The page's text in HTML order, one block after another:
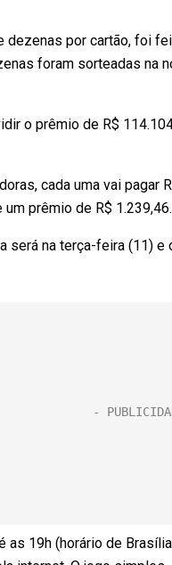
dezenas por cartão, foi
foram sorteadas na
o prêmio de R$
cada uma vai pagar
prêmio de R$ 1.239,46.
será na terça-feira (11)
19h (horário de